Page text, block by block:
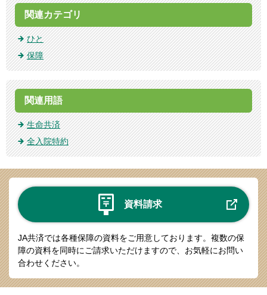
関連カテゴリ
ひと
保障
関連用語
生命共済
全入院特約
資料請求
JA共済では各種保障の資料をご用意しております。 複数の保
障の資料を同時にご請求いただけますので、お気軽にお問い
合わせください。